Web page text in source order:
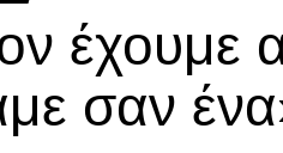
έχουμε
σαν